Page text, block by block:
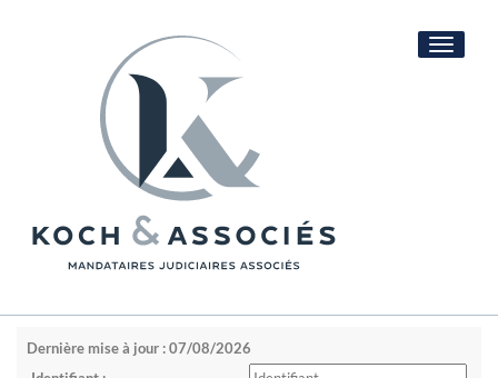
Toggle
Dernière mise à jour : 07/08/2026